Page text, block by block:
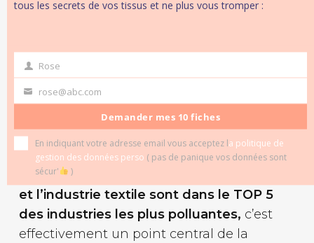
Les tissus bio de Mars-elle.com
L’impact sur la planète
Quand on sait que l’industrie de la mode
et l’industrie textile sont dans le TOP 5
des industries les plus polluantes, c’est
effectivement un point central de la
tous les secrets de vos tissus et ne plus vous tromper :
first
name
Rose
Your
email
rose@abc.com
Demander mes 10 fiches
En indiquant votre adresse email vous acceptez la politique de
gestion des données perso ( pas de panique vos données sont
sécur'
)